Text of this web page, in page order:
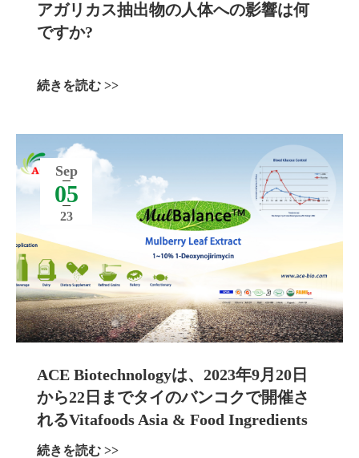
アガリカス抽出物の人体への影響は何
ですか?
続きを読む >>
Sep
05
23
ACE Biotechnologyは、2023年9月20日
から22日までタイのバンコクで開催さ
れるVitafoods Asia & Food Ingredients
Asiaに参加します。
続きを読む >>